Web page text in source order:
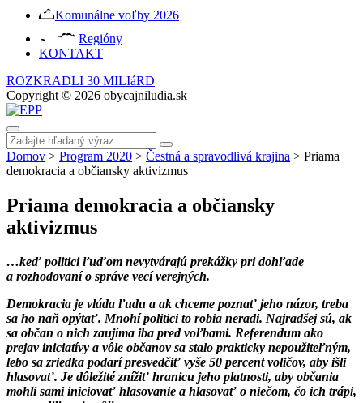
Komunálne voľby 2026
Regióny
KONTAKT
ROZKRADLI 30 MILIáRD
Copyright © 2026 obycajniludia.sk
Domov > Program 2020 > Čestná a spravodlivá krajina > Priama
demokracia a občiansky aktivizmus
Priama demokracia a občiansky
aktivizmus
…keď politici ľuďom nevytvárajú prekážky pri dohľade
a rozhodovaní o správe vecí verejných.
Demokracia je vláda ľudu a ak chceme poznať jeho názor, treba
sa ho naň opýtať. Mnohí politici to robia neradi. Najradšej sú, ak
sa občan o nich zaujíma iba pred voľbami. Referendum ako
prejav iniciatívy a vôle občanov sa stalo prakticky nepoužiteľným,
lebo sa zriedka podarí presvedčiť vyše 50 percent voličov, aby išli
hlasovať. Je dôležité znížiť hranicu jeho platnosti, aby občania
mohli sami iniciovať hlasovanie a hlasovať o niečom, čo ich trápi,